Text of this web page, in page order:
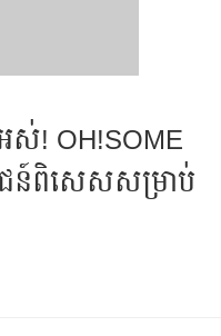
ស់! OH!SOME
ជន៍ពិសេសសម្រាប់